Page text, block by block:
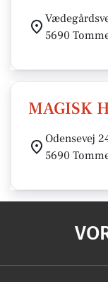
5690
MAGISK
Odensevej
5690